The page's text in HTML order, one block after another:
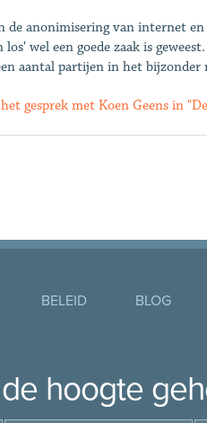
de anonimisering van internet
wel een goede zaak is
aantal partijen in het bijzonder
gesprek met Koen Geens in
BELEID BLOG
hoogte